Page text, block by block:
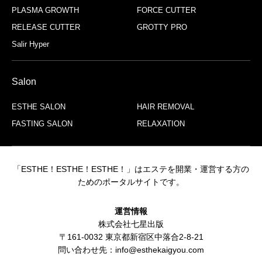
PLASMA GROWTH
FORCE CUTTER
RELEASE CUTTER
GROTTY PRO
Salir Hyper
Salon
ESTHE SALON
HAIR REMOVAL
FASTING SALON
RELAXATION
「ESTHE！ESTHE！ESTHE！」はエステを開業・運営する方の
ためのポータルサイトです。
運営情報
株式会社七星出版
〒161-0032 東京都新宿区中落合2-8-21
問い合わせ先：info@esthekaigyou.com